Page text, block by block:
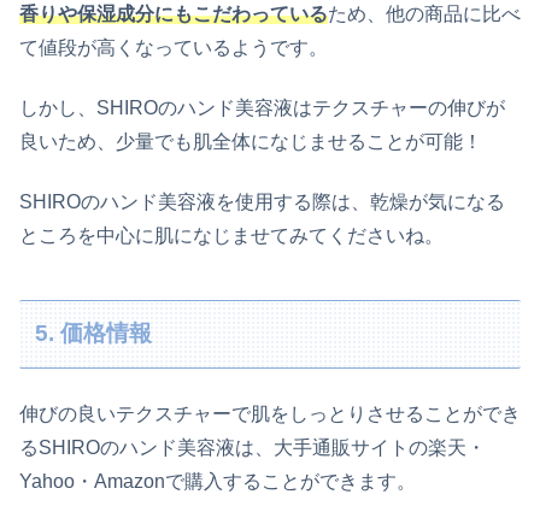
香りや保湿成分にもこだわっているため、他の商品に比べ
て値段が高くなっているようです。
しかし、SHIROのハンド美容液はテクスチャーの伸びが
良いため、少量でも肌全体になじませることが可能！
SHIROのハンド美容液を使用する際は、乾燥が気になる
ところを中心に肌になじませてみてくださいね。
5. 価格情報
伸びの良いテクスチャーで肌をしっとりさせることができ
るSHIROのハンド美容液は、大手通販サイトの楽天・
Yahoo・Amazonで購入することができます。